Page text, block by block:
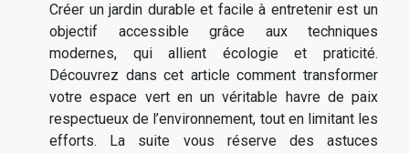
Créer un jardin durable et facile à entretenir est un
objectif accessible grâce aux techniques
modernes, qui allient écologie et praticité.
Découvrez dans cet article comment transformer
votre espace vert en un véritable havre de paix
respectueux de l’environnement, tout en limitant les
efforts. La suite vous réserve des astuces